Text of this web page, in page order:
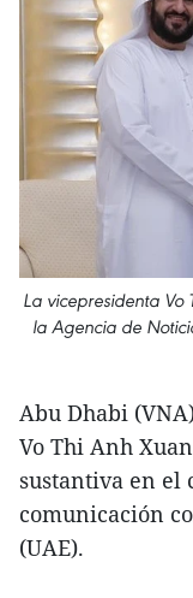
La vicepresidenta
la Agencia de
Abu Dhabi
Vo Thi Anh
sustantiva en el
comunicación
(UAE).